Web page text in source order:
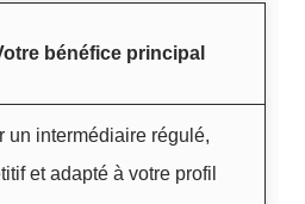
bénéfice principal
un intermédiaire régulé,
et adapté à votre profil